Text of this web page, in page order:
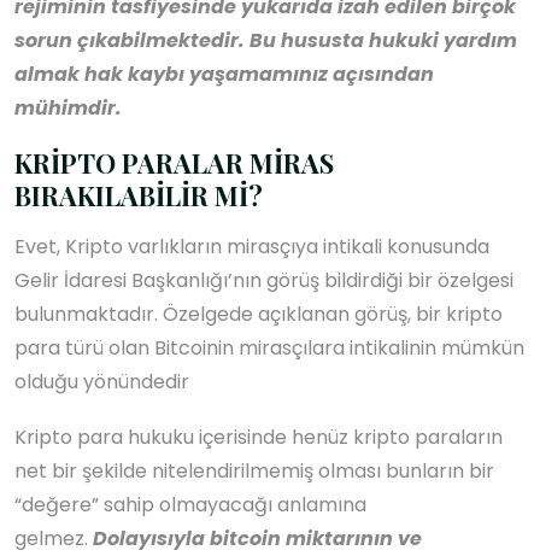
rejiminin tasfiyesinde yukarıda izah edilen birçok
sorun çıkabilmektedir. Bu hususta hukuki yardım
almak hak kaybı yaşamamınız açısından
mühimdir.
KRİPTO PARALAR MİRAS
BIRAKILABİLİR Mİ?
Evet, Kripto varlıkların mirasçıya intikali konusunda
Gelir İdaresi Başkanlığı’nın görüş bildirdiği bir özelgesi
bulunmaktadır. Özelgede açıklanan görüş, bir kripto
para türü olan Bitcoinin mirasçılara intikalinin mümkün
olduğu yönündedir
Kripto para hukuku içerisinde henüz kripto paraların
net bir şekilde nitelendirilmemiş olması bunların bir
“değere” sahip olmayacağı anlamına
gelmez. Dolayısıyla bitcoin miktarının ve